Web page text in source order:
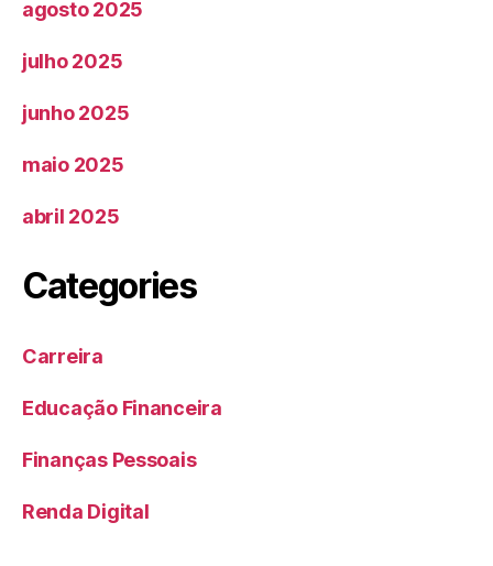
agosto 2025
julho 2025
junho 2025
maio 2025
abril 2025
Categories
Carreira
Educação Financeira
Finanças Pessoais
Renda Digital